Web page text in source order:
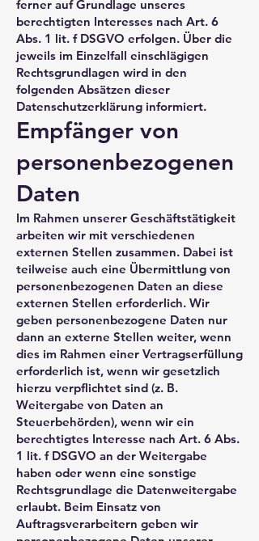
ferner auf Grundlage unseres
berechtigten Interesses nach Art. 6
Abs. 1 lit. f DSGVO erfolgen. Über die
jeweils im Einzelfall einschlägigen
Rechtsgrundlagen wird in den
folgenden Absätzen dieser
Datenschutzerklärung informiert.
Empfänger von
personenbezogenen
Daten
Im Rahmen unserer Geschäftstätigkeit
arbeiten wir mit verschiedenen
externen Stellen zusammen. Dabei ist
teilweise auch eine Übermittlung von
personenbezogenen Daten an diese
externen Stellen erforderlich. Wir
geben personenbezogene Daten nur
dann an externe Stellen weiter, wenn
dies im Rahmen einer Vertragserfüllung
erforderlich ist, wenn wir gesetzlich
hierzu verpflichtet sind (z. B.
Weitergabe von Daten an
Steuerbehörden), wenn wir ein
berechtigtes Interesse nach Art. 6 Abs.
1 lit. f DSGVO an der Weitergabe
haben oder wenn eine sonstige
Rechtsgrundlage die Datenweitergabe
erlaubt. Beim Einsatz von
Auftragsverarbeitern geben wir